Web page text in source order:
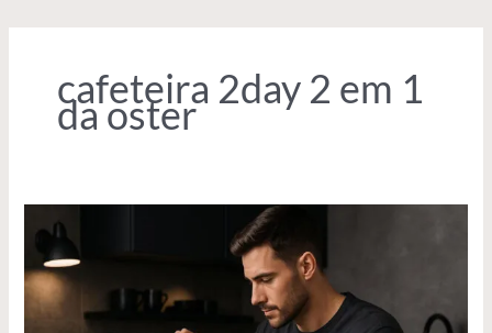
cafeteira 2day 2 em 1
da oster
Melhor
Cafeteira
Oster: